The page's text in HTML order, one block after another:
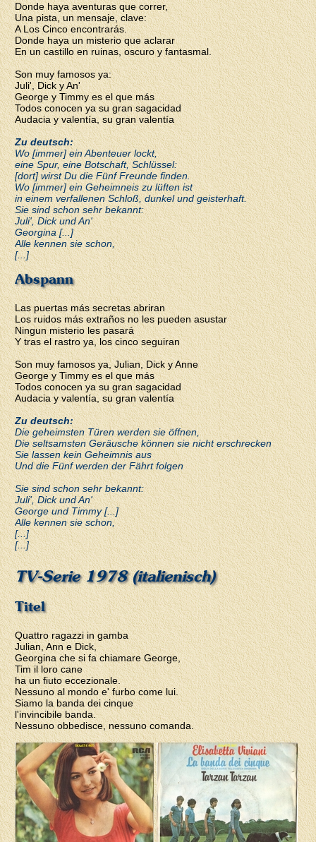
Donde haya aventuras que correr,
Una pista, un mensaje, clave:
A Los Cinco encontrarás.
Donde haya un misterio que aclarar
En un castillo en ruinas, oscuro y fantasmal.
Son muy famosos ya:
Juli', Dick y An'
George y Timmy es el que más
Todos conocen ya su gran sagacidad
Audacia y valentía, su gran valentía
Zu deutsch:
Wo [immer] ein Abenteuer lockt,
eine Spur, eine Botschaft, Schlüssel:
[dort] wirst Du die Fünf Freunde finden.
Wo [immer] ein Geheimneis zu lüften ist
in einem verfallenen Schloß, dunkel und geisterhaft.
Sie sind schon sehr bekannt:
Juli', Dick und An'
Georgina [...]
Alle kennen sie schon,
[...]
Abspann
Las puertas más secretas abriran
Los ruidos más extraños no les pueden asustar
Ningun misterio les pasará
Y tras el rastro ya, los cinco seguiran
Son muy famosos ya, Julian, Dick y Anne
George y Timmy es el que más
Todos conocen ya su gran sagacidad
Audacia y valentía, su gran valentía
Zu deutsch:
Die geheimsten Türen werden sie öffnen,
Die seltsamsten Geräusche können sie nicht erschrecken
Sie lassen kein Geheimnis aus
Und die Fünf werden der Fährt folgen
Sie sind schon sehr bekannt:
Juli', Dick und An'
George und Timmy [...]
Alle kennen sie schon,
[...]
[...]
TV-Serie 1978 (italienisch)
Titel
Quattro ragazzi in gamba
Julian, Ann e Dick,
Georgina che si fa chiamare George,
Tim il loro cane
ha un fiuto eccezionale.
Nessuno al mondo e' furbo come lui.
Siamo la banda dei cinque
l'invincibile banda.
Nessuno obbedisce, nessuno comanda.